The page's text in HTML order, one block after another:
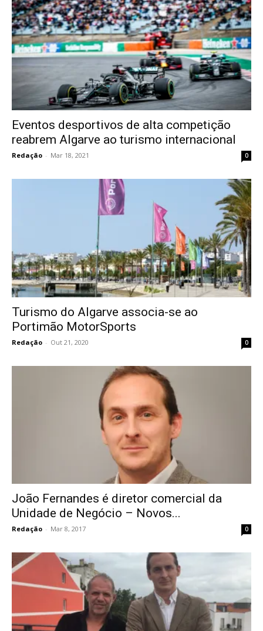
Eventos desportivos de alta competição
reabrem Algarve ao turismo internacional
Redação - Mar 18, 2021 0
Turismo do Algarve associa-se ao
Portimão MotorSports
Redação - Out 21, 2020 0
João Fernandes é diretor comercial da
Unidade de Negócio – Novos...
Redação - Mar 8, 2017 0